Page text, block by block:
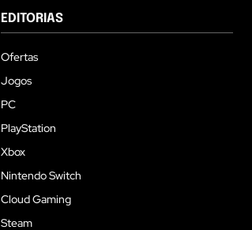
EDITORIAS
Ofertas
Jogos
PC
PlayStation
Xbox
Nintendo Switch
Cloud Gaming
Steam